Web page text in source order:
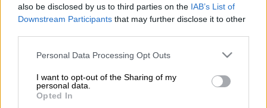
also be disclosed by us to third parties on the IAB’s List of
Downstream Participants that may further disclose it to other
Please note that this website/app uses one or more Google
not limited to your visit or usage behaviour. You may click to
grant or deny consent to Google and its third-party tags to
use your data for below specified purposes in below Google
Personal Data Processing Opt Outs
I want to opt-out of the Sharing of my
personal data.
Opted In
Ειδικότερα, σύμφωνα με την Αστυνομία, το
πορεία του και κατόπιν προσέκρουσε σε
στηθαίο ασφαλείας,με αποτέλεσμα να
τραυματιστεί θανάσιμα.